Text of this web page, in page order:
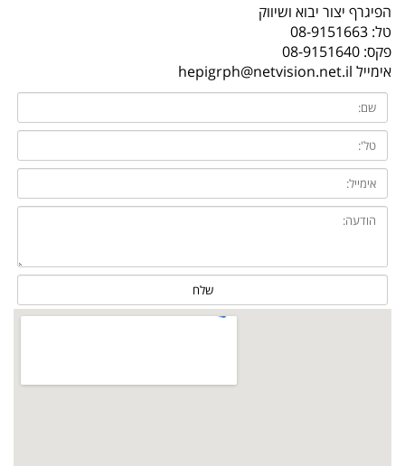
הפיגרף יצור יבוא ושיווק
טל: 08-9151663
פקס: 08-9151640
אימייל hepigrph@netvision.net.il